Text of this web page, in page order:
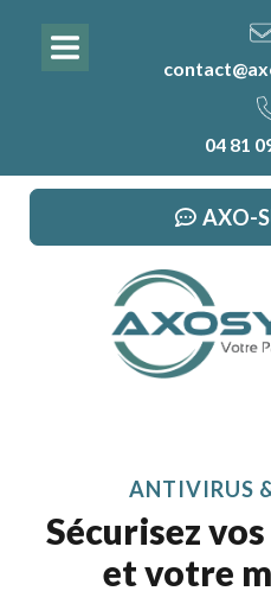
04 81
AXO-
ANTIVIRUS
Sécurisez
et votre